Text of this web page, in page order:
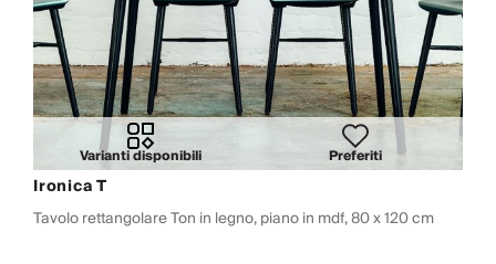
Varianti disponibili Preferiti
Ironica T
Tavolo rettangolare Ton in legno, piano in mdf, 80 x 120 cm